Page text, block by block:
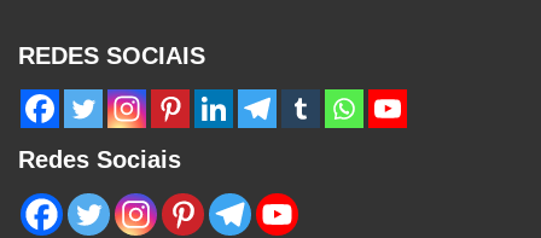
REDES SOCIAIS
Redes Sociais